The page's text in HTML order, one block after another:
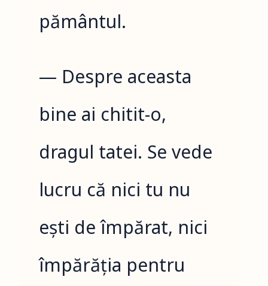
pământul.
— Despre aceasta
bine ai chitit-o,
dragul tatei. Se vede
lucru că nici tu nu
ești de împărat, nici
împărăția pentru